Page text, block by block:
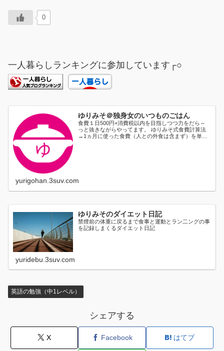
0
一人暮らしランキングに参加しています┌○
ゆりみそ＠独身女のいつものごはん
食費１日500円+消費税以内を目指しつつ力をだら～
っと抜きながらやってます。 ゆりみそ式食費計算法
→1ヵ月に使った食費（人との外食は含まず）を単純
yurigohan.3suv.com
ゆりみそのダイエット日記
禁煙前の体重に戻るまで食事と運動とラン二ングの事
を記録しまくるダイエット日記
yuridebu.3suv.com
英語の勉強（中1レベル）
シェアする
X Facebook はてブ